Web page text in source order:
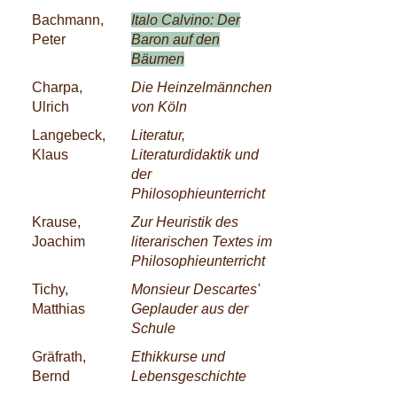
Bachmann,
Peter
Italo Calvino: Der
Baron auf den
Bäumen
Charpa,
Ulrich
Die Heinzelmännchen
von Köln
Langebeck,
Klaus
Literatur,
Literaturdidaktik und
der
Philosophieunterricht
Krause,
Joachim
Zur Heuristik des
literarischen Textes im
Philosophieunterricht
Tichy,
Matthias
Monsieur Descartes'
Geplauder aus der
Schule
Gräfrath,
Bernd
Ethikkurse und
Lebensgeschichte